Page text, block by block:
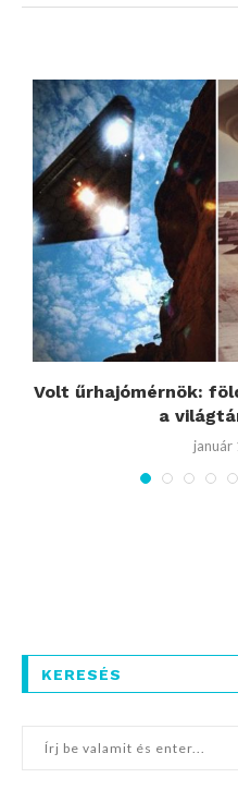
Volt űrhajómérnök:
a
január
KERESÉS